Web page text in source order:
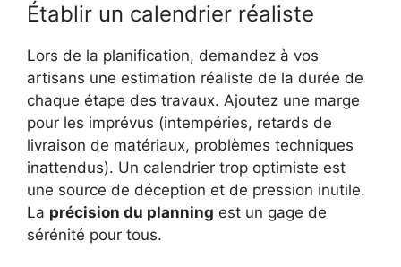
Établir un calendrier réaliste
Lors de la planification, demandez à vos
artisans une estimation réaliste de la durée de
chaque étape des travaux. Ajoutez une marge
pour les imprévus (intempéries, retards de
livraison de matériaux, problèmes techniques
inattendus). Un calendrier trop optimiste est
une source de déception et de pression inutile.
La précision du planning est un gage de
sérénité pour tous.